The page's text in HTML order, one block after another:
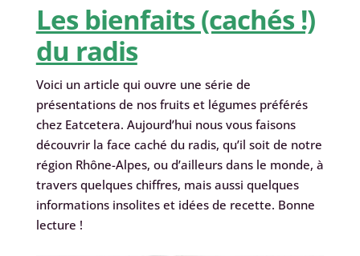
Les bienfaits (cachés !)
du radis
Voici un article qui ouvre une série de
présentations de nos fruits et légumes préférés
chez Eatcetera. Aujourd’hui nous vous faisons
découvrir la face caché du radis, qu’il soit de notre
région Rhône-Alpes, ou d’ailleurs dans le monde, à
travers quelques chiffres, mais aussi quelques
informations insolites et idées de recette. Bonne
lecture !